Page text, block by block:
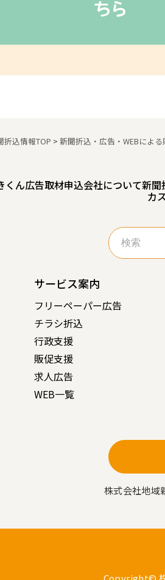
ちら
折込情報TOP >新聞折込・広告・WEBによ
くん広告取材申込会社について新聞
カ
検
索:
サービス案内
フリーペーパー広告
チラシ折込
行政支援
販促支援
求人広告
WEB一覧
株式会社地域